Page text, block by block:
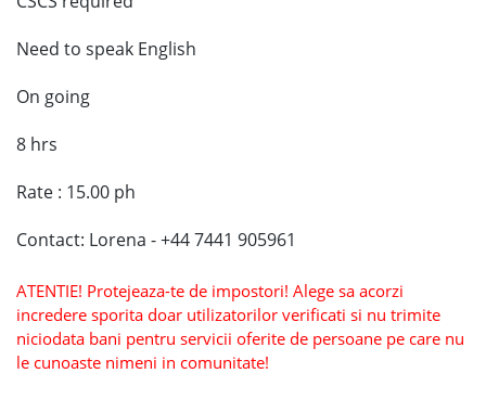
Need to speak English
On going
8 hrs
Rate : 15.00 ph
Contact: Lorena - +44 7441 905961
ATENTIE! Protejeaza-te de impostori! Alege sa acorzi
incredere sporita doar utilizatorilor verificati si nu trimite
niciodata bani pentru servicii oferite de persoane pe care nu
le cunoaste nimeni in comunitate!